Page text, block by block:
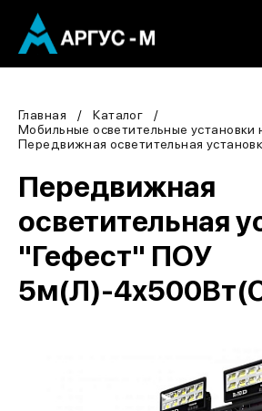
Главная
Каталог
Мобильные осветительные установки
Передвижная осветительная
Передвижная
осветительная
"Гефест" ПОУ
5м(Л)-